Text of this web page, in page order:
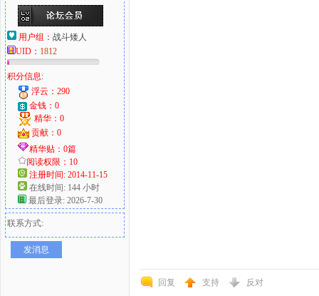
用户组： 战斗矮人
UID： 1812
积分信息:
浮云：290
金钱：0
精华：0
贡献：0
精华贴：0篇
阅读权限：10
注册时间: 2014-11-15
在线时间: 144 小时
最后登录: 2026-7-30
联系方式:
发消息
回复 支持 反对